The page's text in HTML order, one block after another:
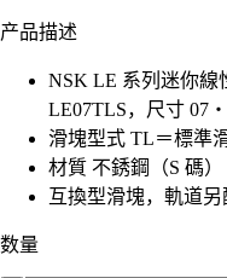
产品描述
NSK LE 系列迷你線
LE07TLS，尺寸 07
滑塊型式 TL＝標準
材質 不銹鋼（S 碼）
互換型滑塊，軌道另
数量